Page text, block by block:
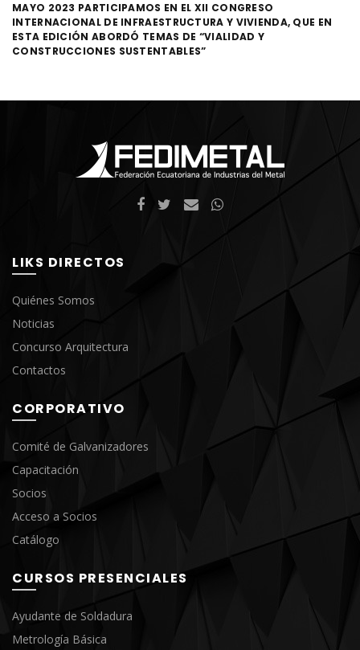
MAYO 2023 PARTICIPAMOS EN EL XII CONGRESO
INTERNACIONAL DE INFRAESTRUCTURA Y VIVIENDA, QUE EN
ESTA EDICIÓN ABORDÓ TEMAS DE “VIALIDAD Y
CONSTRUCCIONES SUSTENTABLES”
LIKS DIRECTOS
Quiénes Somos
Noticias
Concurso Arquitectura
Contactos
CORPORATIVO
Comité de Galvanizadores
Capacitación
Socios
Acceso a Socios
Catálogo
CURSOS PRESENCIALES
Ayudante de Soldadura
Metrología Básica